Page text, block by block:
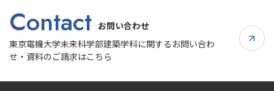
Contact お問い合わせ
東京電機大学未来科学部建築学科に関するお問い合わ
せ・資料のご請求はこちら